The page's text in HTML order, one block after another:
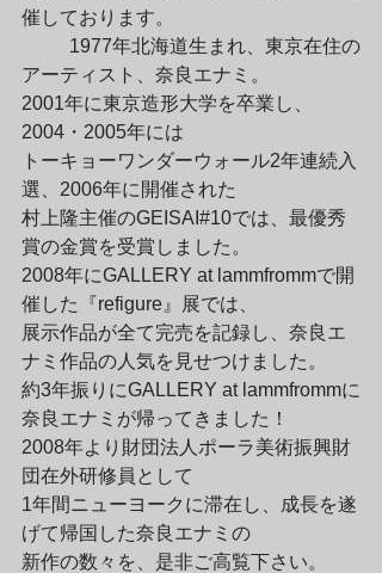
催しております。
アーティスト、奈良エナミ。
2001年に東京造形大学を卒業し、
2004・2005年には
トーキョーワンダーウォール2年連続入
選、2006年に開催された
村上隆主催のGEISAI#10では、最優秀
賞の金賞を受賞しました。
2008年にGALLERY at lammfrommで開
催した『refigure』展では、
展示作品が全て完売を記録し、奈良エ
ナミ作品の人気を見せつけました。
約3年振りにGALLERY at lammfrommに
奈良エナミが帰ってきました！
2008年より財団法人ポーラ美術振興財
団在外研修員として
1年間ニューヨークに滞在し、成長を遂
げて帰国した奈良エナミの
新作の数々を、是非ご高覧下さい。